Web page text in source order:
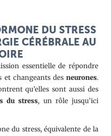
DU STRESS
CÉRÉBRALE AU
essentielle de répondre
et changeants des neurones.
qu’elles sont aussi des
du stress, un rôle jusqu’ici
du stress, équivalente de la